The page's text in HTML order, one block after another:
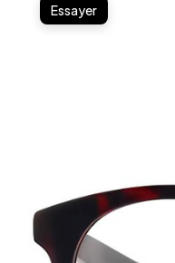
Essayer